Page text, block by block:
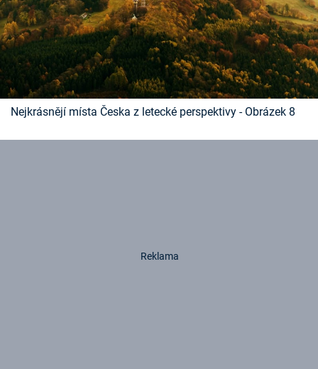
Nejkrásnějí místa Česka z letecké perspektivy - Obrázek 8